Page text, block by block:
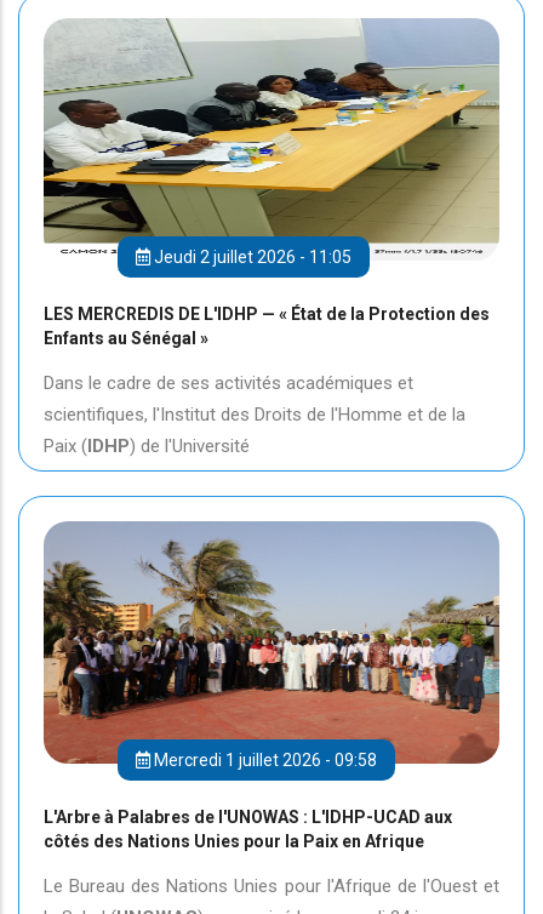
Jeudi 2 juillet 2026 - 11:05
LES MERCREDIS DE L'IDHP — « État de la Protection des
Enfants au Sénégal »
Dans le cadre de ses activités académiques et
scientifiques, l'Institut des Droits de l'Homme et de la
Paix (IDHP) de l'Université
Mercredi 1 juillet 2026 - 09:58
L'Arbre à Palabres de l'UNOWAS : L'IDHP-UCAD aux
côtés des Nations Unies pour la Paix en Afrique
Le Bureau des Nations Unies pour l'Afrique de l'Ouest et